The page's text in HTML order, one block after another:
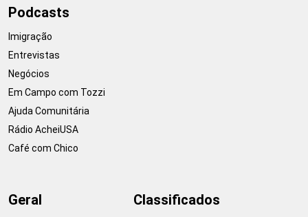
Podcasts
Imigração
Entrevistas
Negócios
Em Campo com Tozzi
Ajuda Comunitária
Rádio AcheiUSA
Café com Chico
Geral Classificados